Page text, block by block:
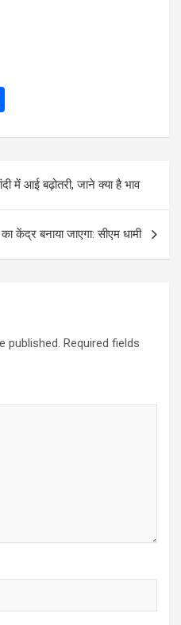
eमें आई बढ़ोतरी, जाने क्या है भाव
केंद्र बनाया जाएगा: सीएम धामी
published. Required fields